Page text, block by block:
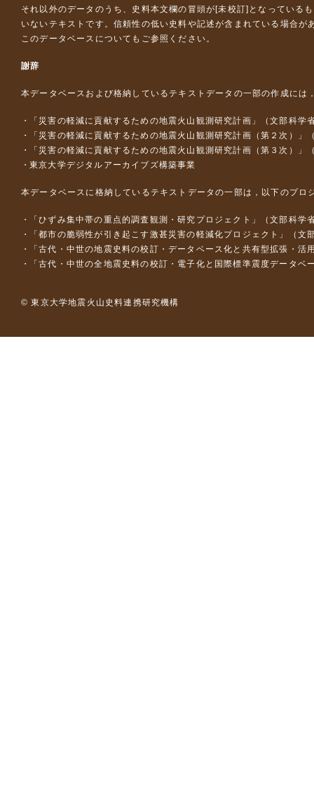
それ以外のデータのうち、史料本文欄の冒頭が[未校訂]となっている
いないテキストです。信頼性の低い史料や記述が含まれている場合が
このデータベースについて もご参照ください。
謝辞
本データベースおよび格納しているテキストデータの一部の作成には
「災害の軽減に貢献するための地震火山観測研究計画」（文部科学
「災害の軽減に貢献するための地震火山観測研究計画（第２次）」
「災害の軽減に貢献するための地震火山観測研究計画（第３次）」
東京大学デジタルアーカイブズ構築事業
本データベースに格納しているテキストデータの一部は，以下のプロ
「ひずみ集中帯の重点的調査観測・研究プロジェクト」（文部科
「都市の脆弱性が引き起こす激甚災害の軽減化プロジェクト」（
「古代・中世の地震史料の校訂・データベース化と共有型拡張・
「古代・中世の全地震史料の校訂・電子化と国際標準震度データ
© 東京大学地震火山史料連携研究機構